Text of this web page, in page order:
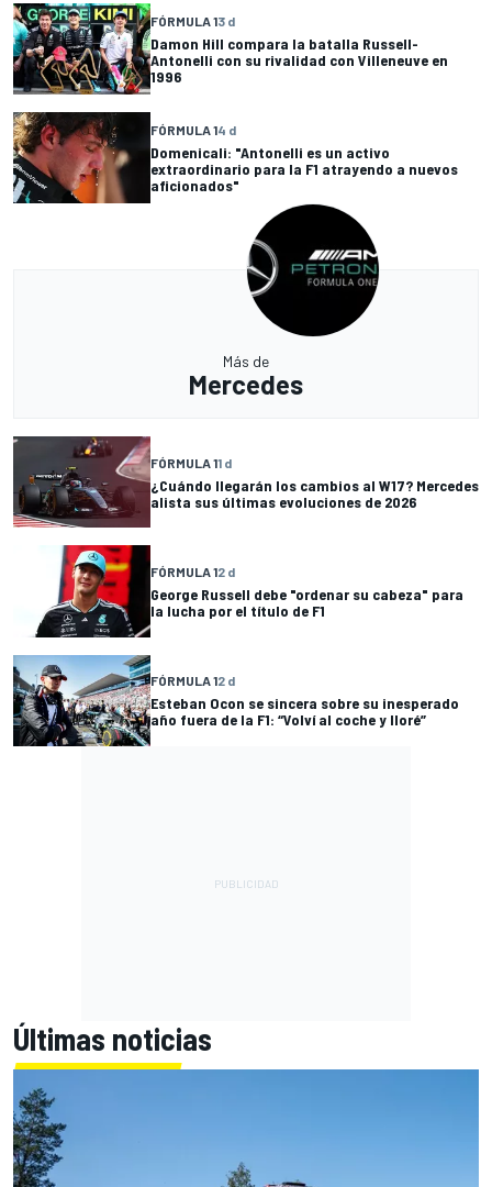
FÓRMULA 13 d
Damon Hill compara la batalla Russell-
Antonelli con su rivalidad con Villeneuve en
1996
FÓRMULA 14 d
Domenicali: "Antonelli es un activo
extraordinario para la F1 atrayendo a nuevos
aficionados"
Más de
Mercedes
FÓRMULA 11 d
¿Cuándo llegarán los cambios al W17? Mercedes
alista sus últimas evoluciones de 2026
FÓRMULA 12 d
George Russell debe "ordenar su cabeza" para
la lucha por el título de F1
FÓRMULA 12 d
Esteban Ocon se sincera sobre su inesperado
año fuera de la F1: “Volví al coche y lloré”
Últimas noticias